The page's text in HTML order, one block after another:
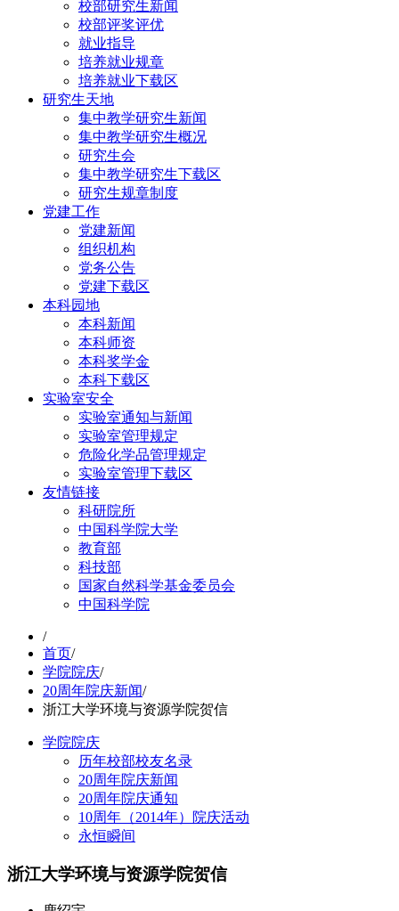
校部研究生新闻
校部评奖评优
就业指导
培养就业规章
培养就业下载区
研究生天地
集中教学研究生新闻
集中教学研究生概况
研究生会
集中教学研究生下载区
研究生规章制度
党建工作
党建新闻
组织机构
党务公告
党建下载区
本科园地
本科新闻
本科师资
本科奖学金
本科下载区
实验室安全
实验室通知与新闻
实验室管理规定
危险化学品管理规定
实验室管理下载区
友情链接
科研院所
中国科学院大学
教育部
科技部
国家自然科学基金委员会
中国科学院
/
首页/
学院院庆/
20周年院庆新闻/
浙江大学环境与资源学院贺信
学院院庆
历年校部校友名录
20周年院庆新闻
20周年院庆通知
10周年（2014年）院庆活动
永恒瞬间
浙江大学环境与资源学院贺信